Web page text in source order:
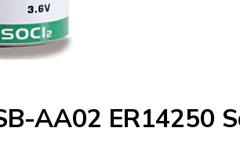
AA02 ER14250